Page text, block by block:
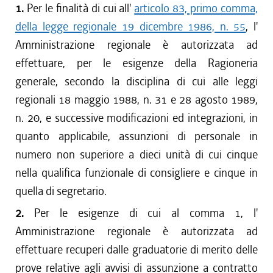
1. Per le finalità di cui all' articolo 83, primo comma,
della legge regionale 19 dicembre 1986, n. 55, l'
Amministrazione regionale è autorizzata ad
effettuare, per le esigenze della Ragioneria
generale, secondo la disciplina di cui alle leggi
regionali 18 maggio 1988, n. 31 e 28 agosto 1989,
n. 20, e successive modificazioni ed integrazioni, in
quanto applicabile, assunzioni di personale in
numero non superiore a dieci unità di cui cinque
nella qualifica funzionale di consigliere e cinque in
quella di segretario.
2. Per le esigenze di cui al comma 1, l'
Amministrazione regionale è autorizzata ad
effettuare recuperi dalle graduatorie di merito delle
prove relative agli avvisi di assunzione a contratto